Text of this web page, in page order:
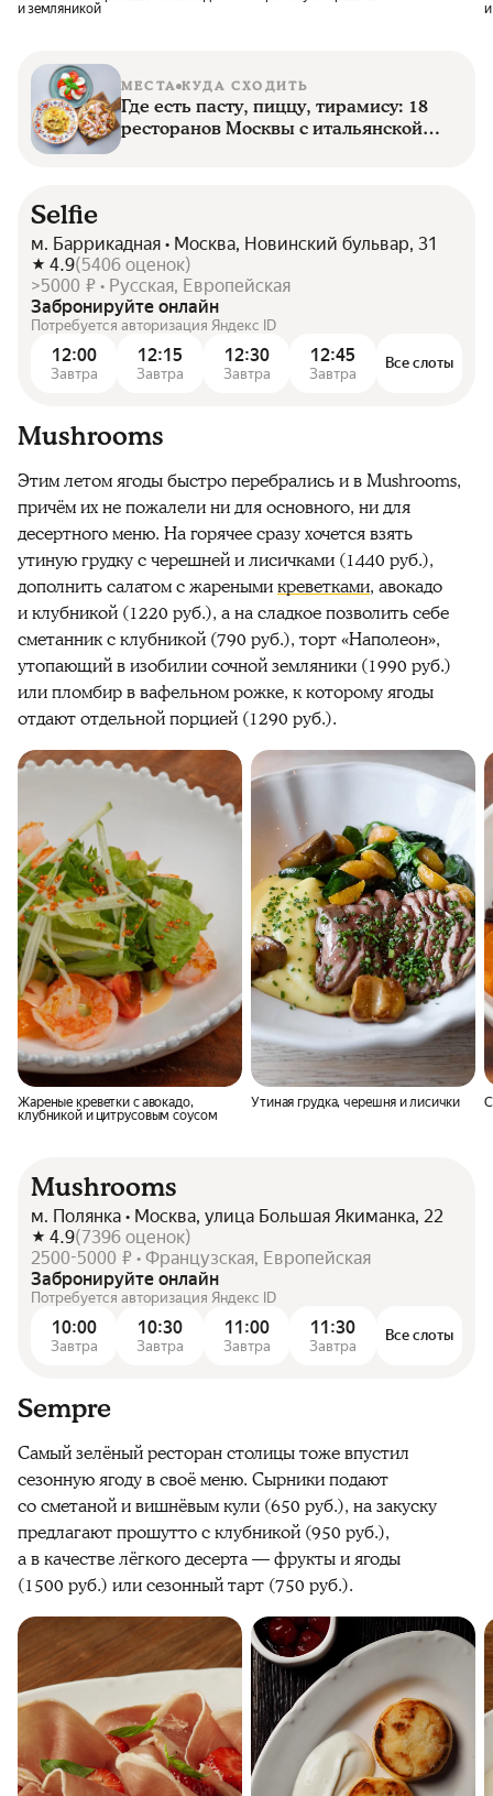
и земляникой
МЕСТА КУДА СХОДИТЬ
Где есть пасту, пиццу, тирамису: 18
ресторанов Москвы с итальянской
Selfie
м. Баррикадная • Москва, Новинский бульвар, 31
4.9(5406 оценок)
>5000 ₽ • Русская, Европейская
Забронируйте онлайн
Потребуется авторизация Яндекс ID
12:00
Завтра
12:15
Завтра
12:30
Завтра
12:45
Завтра
Все слоты
Mushrooms
Этим летом ягоды быстро перебрались и в Mushrooms,
причём их не пожалели ни для основного, ни для
десертного меню. На горячее сразу хочется взять
утиную грудку с черешней и лисичками (1440 руб.),
дополнить салатом с жаренымикреветками, авокадо
и клубникой (1220 руб.), а на сладкое позволить себе
сметанник с клубникой (790 руб.), торт «Наполеон»,
утопающий в изобилии сочной земляники (1990 руб.)
или пломбир в вафельном рожке, к которому ягоды
отдают отдельной порцией (1290 руб.).
Жареные креветки с авокадо,
клубникой и цитрусовым соусом
Утиная грудка, черешня и лисички
Mushrooms
м. Полянка • Москва, улица Большая Якиманка, 22
4.9(7396 оценок)
2500-5000 ₽ • Французская, Европейская
Забронируйте онлайн
Потребуется авторизация Яндекс ID
10:00
Завтра
10:30
Завтра
11:00
Завтра
11:30
Завтра
Все слоты
Sempre
Самый зелёный ресторан столицы тоже впустил
сезонную ягоду в своё меню. Сырники подают
со сметаной и вишнёвым кули (650 руб.), на закуску
предлагают прошутто с клубникой (950 руб.),
а в качестве лёгкого десерта — фрукты и ягоды
(1500 руб.) или сезонный тарт (750 руб.).